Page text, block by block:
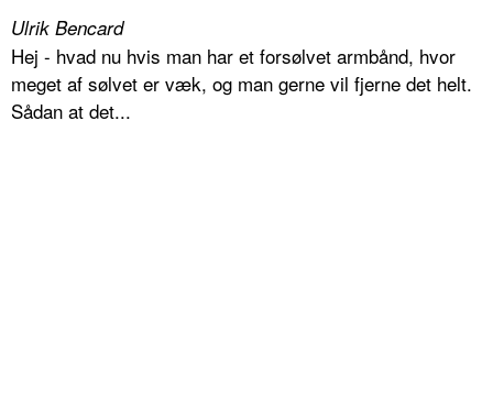
Ulrik Bencard
Hej - hvad nu hvis man har et forsølvet armbånd, hvor
meget af sølvet er væk, og man gerne vil fjerne det helt.
Sådan at det...